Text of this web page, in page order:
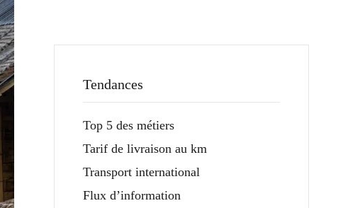
Tendances
Top 5 des métiers
Tarif de livraison au km
Transport international
Flux d’information